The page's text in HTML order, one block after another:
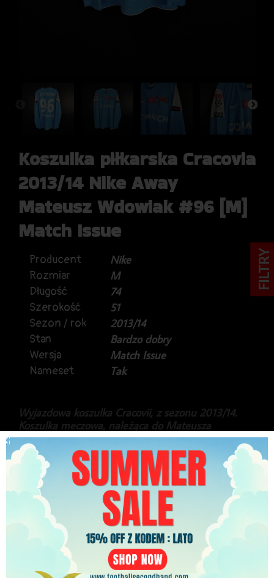
Koszulka piłkarska Cracovia
2013/14 Nike Away
Mateusz Wdowiak #96 [M]
Match Issue
Producent
Nike
Rozmiar
M
Długość
74
Szerokość
51
Sezon / rok
2013/14
Stan
Bardzo dobry
Wersja
Match Issue
Nameset
Tak
Wyjazdowa koszulka Cracovii, z sezonu 2013/14.
Koszulka meczowa, należąca do Mateusza
Wdowiaka, w wersji z długim rękawem.
Gratka dla kolekcjonerów.
399.99 zł
FILTRY